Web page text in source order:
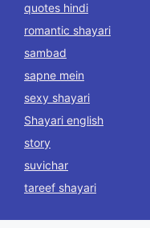
quotes hindi
romantic shayari
sambad
sapne mein
sexy shayari
Shayari english
story
suvichar
tareef shayari